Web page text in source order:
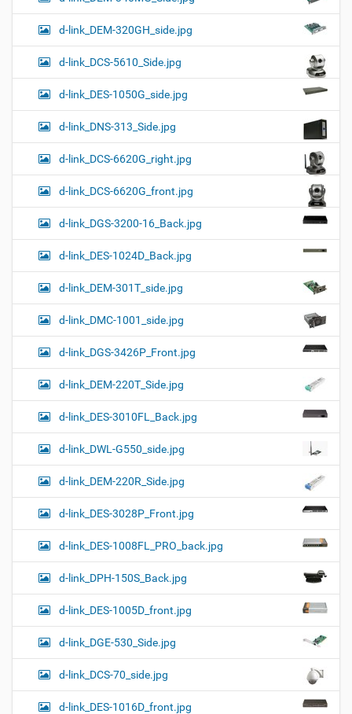
d-link_DEM-320GH_side.jpg
d-link_DCS-5610_Side.jpg
d-link_DES-1050G_side.jpg
d-link_DNS-313_Side.jpg
d-link_DCS-6620G_right.jpg
d-link_DCS-6620G_front.jpg
d-link_DGS-3200-16_Back.jpg
d-link_DES-1024D_Back.jpg
d-link_DEM-301T_side.jpg
d-link_DMC-1001_side.jpg
d-link_DGS-3426P_Front.jpg
d-link_DEM-220T_Side.jpg
d-link_DES-3010FL_Back.jpg
d-link_DWL-G550_side.jpg
d-link_DEM-220R_Side.jpg
d-link_DES-3028P_Front.jpg
d-link_DES-1008FL_PRO_back.jpg
d-link_DPH-150S_Back.jpg
d-link_DES-1005D_front.jpg
d-link_DGE-530_Side.jpg
d-link_DCS-70_side.jpg
d-link_DES-1016D_front.jpg